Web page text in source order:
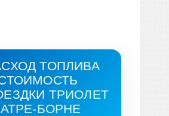
ТОПЛИВА
ТРИОЛЕТ
БОРНЕ